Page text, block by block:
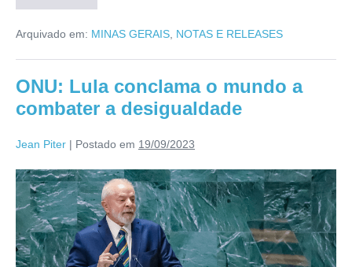
Arquivado em: MINAS GERAIS, NOTAS E RELEASES
ONU: Lula conclama o mundo a
combater a desigualdade
Jean Piter | Postado em 19/09/2023